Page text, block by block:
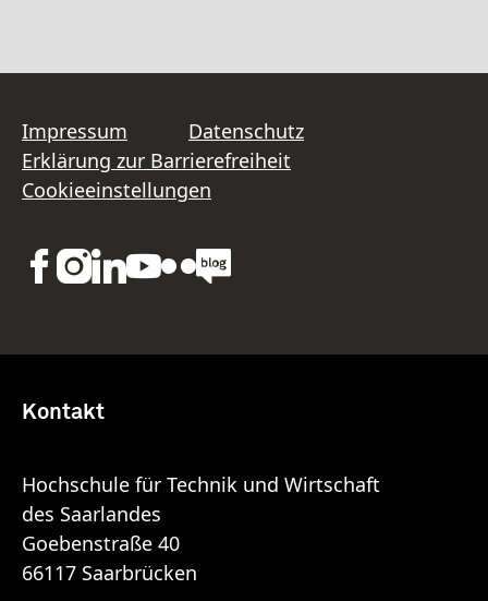
Impressum
Datenschutz
Erklärung zur Barrierefreiheit
Cookieeinstellungen
Kontakt
Hochschule für Technik und Wirtschaft
des Saarlandes
Goebenstraße 40
66117 Saarbrücken